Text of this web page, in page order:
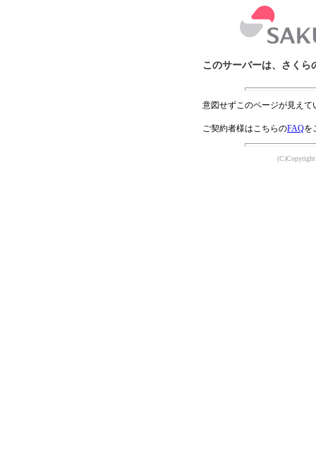
このサーバーは、さくら
意図せずこのページが見え
ご契約者様はこちらのFAQを